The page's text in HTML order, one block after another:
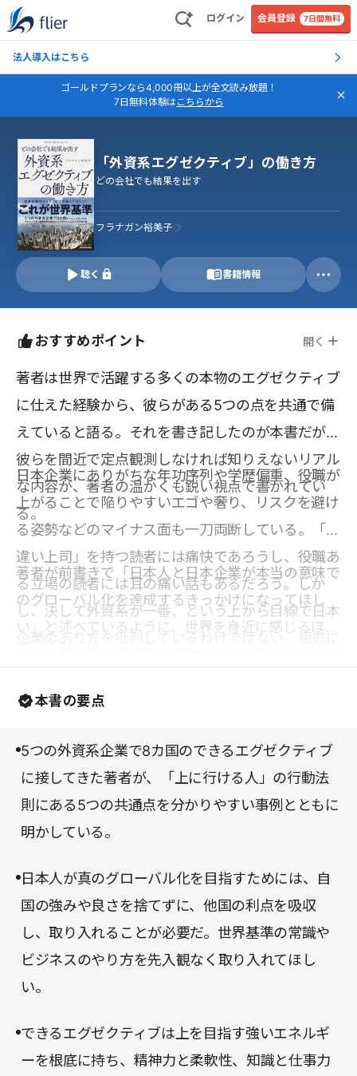
ログイン 会員登録 7日間無料
法人導入はこちら
ゴールドプランなら4,000冊以上が全文読み放題！
7日無料体験はこちらから
「外資系エグゼクティブ」の働き方
どの会社でも結果を出す
フラナガン裕美子
聴く 書籍情報
おすすめポイント 開く
著者は世界で活躍する多くの本物のエグゼクティブ
に仕えた経験から、彼らがある5つの点を共通で備
えていると語る。それを書き記したのが本書だが、
彼らを間近で定点観測しなければ知りえないリアル
な内容が、著者の温かくも鋭い視点で書かれてい
る。
日本企業にありがちな年功序列や学歴偏重、役職が
上がることで陥りやすいエゴや奢り、リスクを避け
る姿勢などのマイナス面も一刀両断している。「勘
違い上司」を持つ読者には痛快であろうし、役職あ
る立場の読者には耳の痛い話もあるだろう。しか
し、決して外資系が一番、という上から目線で日本
は日本人や日本企業への深い愛情があり、世界基準
のビジネスを目の当たりにしてきた著者だからこ
慮していると言えるだろう。
著者が前書きで「日本人と日本企業が本当の意味で
のグローバル化を達成するきっかけになってほし
い」と述べているように、世界を身近に感じるほど
る日本だが、その気になれば誰でも変わることがで
視点を変えれば人生の生き方、取り組み方への指南
書ともなる。現状に甘んじていないか、視野を狭め
ていないか、自身の立ち位置を今一度確認できる貴
本書の要点
5つの外資系企業で8カ国のできるエグゼクティブ
に接してきた著者が、「上に行ける人」の行動法
則にある5つの共通点を分かりやすい事例とともに
明かしている。
日本人が真のグローバル化を目指すためには、自
国の強みや良さを捨てずに、他国の利点を吸収
し、取り入れることが必要だ。世界基準の常識や
ビジネスのやり方を先入観なく取り入れてほし
い。
できるエグゼクティブは上を目指す強いエネルギ
ーを根底に持ち、精神力と柔軟性、知識と仕事力